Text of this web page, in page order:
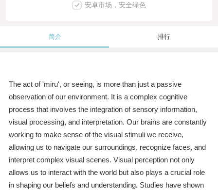
安卓市场，安全绿色
简介 排行
The act of 'miru', or seeing, is more than just a passive
observation of our environment. It is a complex cognitive
process that involves the integration of sensory information,
visual processing, and interpretation. Our brains are constantly
working to make sense of the visual stimuli we receive,
allowing us to navigate our surroundings, recognize faces, and
interpret complex visual scenes. Visual perception not only
allows us to interact with the world but also plays a crucial role
in shaping our beliefs and understanding. Studies have shown